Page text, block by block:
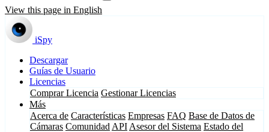
View this page in English
iSpy
Descargar
Guías de Usuario
Licencias
Comprar Licencia Gestionar Licencias
Más
Acerca de Características Empresas FAQ Base de Datos de
Cámaras Comunidad API Asesor del Sistema Estado del